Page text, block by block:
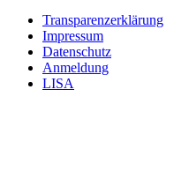
Transparenzerklärung
Impressum
Datenschutz
Anmeldung
LISA